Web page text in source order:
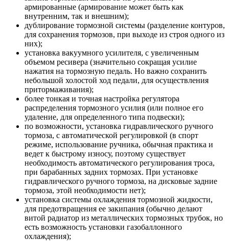
армированные (армирование может быть как
внутренним, так и внешним);
дублирование тормозной системы (разделение контуров,
для сохранения тормозов, при выходе из строя одного из
них);
установка вакуумного усилителя, с увеличенным
объемом ресивера (значительно сокращая усилие
нажатия на тормозную педаль. Но важно сохранить
небольшой холостой ход педали, для осуществления
притормаживания);
более тонкая и точная настройка регулятора
распределения тормозного усилия (или полное его
удаление, для определенного типа подвески);
по возможности, установка гидравлического ручного
тормоза, с автоматической регулировкой (в спорт
режиме, использование ручника, обычная практика и
ведет к быстрому износу, поэтому существует
необходимость автоматического регулирования троса,
при барабанных задних тормозах. При установке
гидравлического ручного тормоза, на дисковые задние
тормоза, этой необходимости нет);
установка системы охлаждения тормозной жидкости,
для предотвращения ее закипания (обычно делают
витой радиатор из металлических тормозных трубок, но
есть возможность установки газобаллонного
охлаждения);